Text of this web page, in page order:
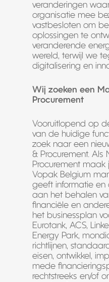
veranderingen
organisatie mee
vastbesloten om
oplossingen te
veranderende
wereld, terwijl we
digitalisering en
Wij zoeken een
Procurement
Vooruitlopend op
van de huidige
zoek naar een
& Procurement. Als
Procurement
Vopak Belgium
geeft informatie
aan het behalen
financiële en
het businessplan
Eurotank, ACS,
Energy Park,
richtlijnen,
eisen, ontwikkel,
mede
rechtstreeks en/of